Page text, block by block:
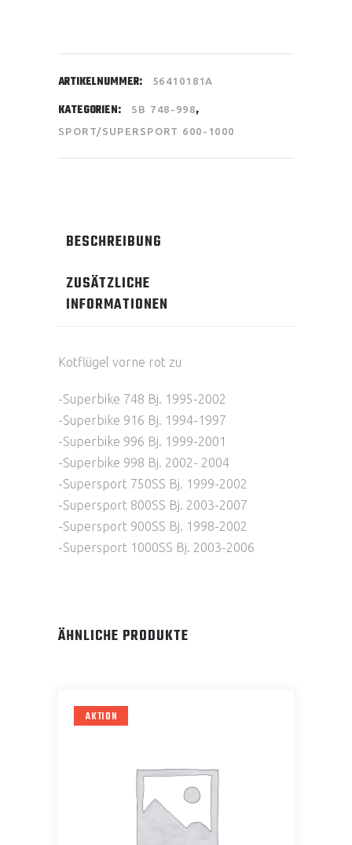
ARTIKELNUMMER: 56410181A
KATEGORIEN: SB 748-998,
SPORT/SUPERSPORT 600-1000
BESCHREIBUNG
ZUSÄTZLICHE
INFORMATIONEN
Kotflügel vorne rot zu
-Superbike 748 Bj. 1995-2002
-Superbike 916 Bj. 1994-1997
-Superbike 996 Bj. 1999-2001
-Superbike 998 Bj. 2002- 2004
-Supersport 750SS Bj. 1999-2002
-Supersport 800SS Bj. 2003-2007
-Supersport 900SS Bj. 1998-2002
-Supersport 1000SS Bj. 2003-2006
ÄHNLICHE PRODUKTE
AKTION